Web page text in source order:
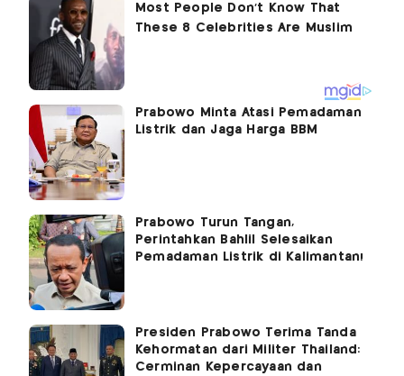
Prabowo Minta Atasi Pemadaman
Listrik dan Jaga Harga BBM
Prabowo Turun Tangan,
Perintahkan Bahlil Selesaikan
Pemadaman Listrik di Kalimantan!
Presiden Prabowo Terima Tanda
Kehormatan dari Militer Thailand:
Cerminan Kepercayaan dan